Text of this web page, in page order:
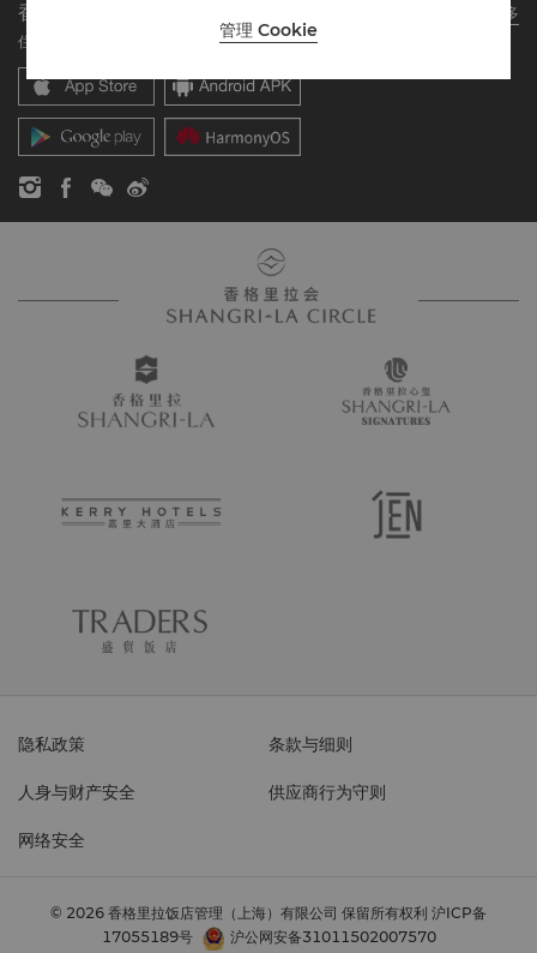
常见问题
联络我们
我们的酒店品牌
香格里拉中心
香格里拉公寓
联系方式
职业发展
企业社会责任
新闻稿
香格里拉会应用程序
了解更多
住宿、餐饮、购物 随想随享
隐私政策 条款与细则
人身与财产安全 供应商行为守则
网络安全
© 2026 香格里拉饭店管理（上海）有限公司 保留所有权利 沪ICP备
17055189号
沪公网安备31011502007570
管理 Cookie